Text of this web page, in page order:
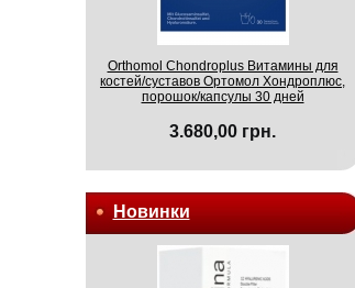
Orthomol Chondroplus Витамины для
костей/суставов Ортомол Хондроплюс,
порошок/капсулы 30 дней
3.680,00 грн.
Новинки